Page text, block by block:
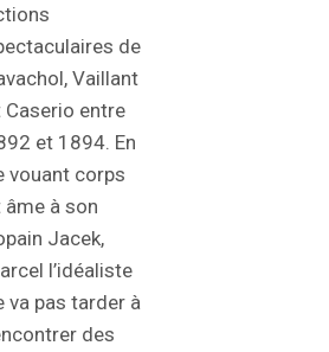
de
Vaillant
Caserio entre
et 1894. En
vouant corps
âme à son
Jacek,
l’idéaliste
va pas tarder à
des